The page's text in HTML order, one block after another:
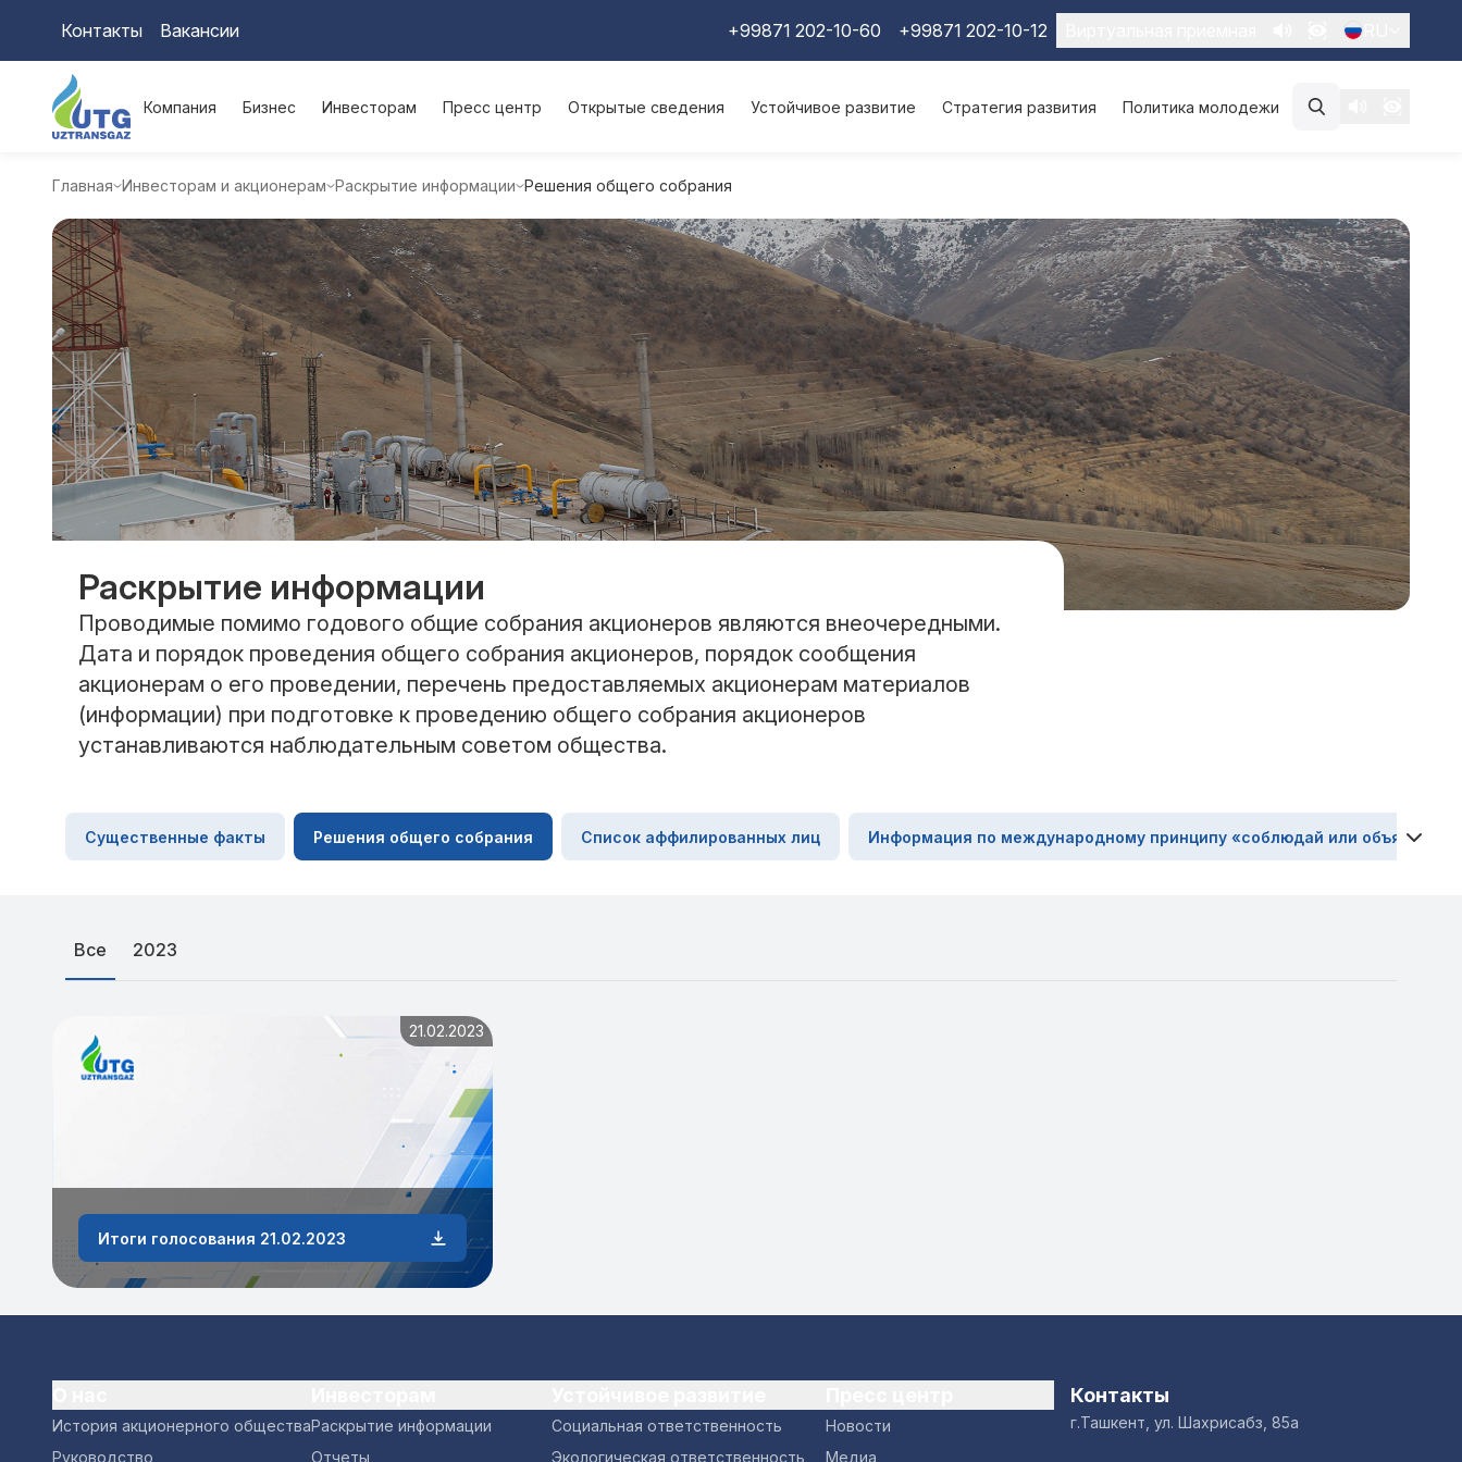
Контакты Вакансии +99871 202-10-60 +99871 202-10-12
Компания Бизнес Инвесторам Пресс центр Открытые сведения Устойчивое развитие Стратегия развития Политика молодежи
Главная Инвесторам и акционерам Раскрытие информации Решения общего собрания
Раскрытие информации
Проводимые помимо годового общие собрания акционеров являются внеочередными.
Дата и порядок проведения общего собрания акционеров, порядок сообщения
акционерам о его проведении, перечень предоставляемых акционерам материалов
(информации) при подготовке к проведению общего собрания акционеров
устанавливаются наблюдательным советом общества.
Существенные факты Решения общего собрания Список аффилированных лиц Информация по международному принципу «соблюдай или объясняй»
Все 2023
21.02.2023
Итоги голосования 21.02.2023
История акционерного общества
Руководство
Раскрытие информации
Отчеты
Социальная ответственность
Экологическая ответственность
Новости
Медиа
Контакты
г.Ташкент, ул. Шахрисабз, 85а